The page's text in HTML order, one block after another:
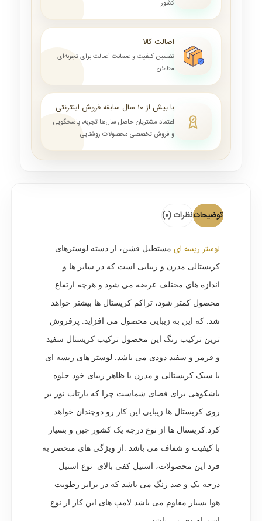
کشور
اصالت کالا
تضمین کیفیت و ضمانت اصالت برای تجربه‌ای
مطمئن
با بیش از ۱۰ سال سابقه فروش اینترنتی
اعتماد مشتریان حاصل سال‌ها تجربه، پاسخگویی
و فروش تخصصی محصولات روشنایی
توضیحاتنظرات (0)
لوستر ریسه ای مستطیل فشن، از دسته لوسترهای
کریستالی مدرن و زیبایی است که در سایز ها و
اندازه های مختلف عرضه می شود و هرچه ارتفاع
محصول کمتر شود، تراکم کریستال ها بیشتر خواهد
شد. که این به زیبایی محصول می افزاید. پرفروش
ترین ترکیب رنگ این محصول ترکیب کریستال سفید
و قرمز و سفید دودی می باشد. لوستر های ریسه ای
با سبک کریستالی و مدرن با ظاهر زیبای خود جلوه
باشکوهی برای فضای شماست چرا که بازتاب نور بر
روی کریستال ها زیبایی این کار رو دوچندان خواهد
کرد.کریستال ها از نوع درجه یک کشور چین و بسیار
با کیفیت و شفاف می باشد .از ویژگی های منحصر به
فرد این محصولات، استیل کفی بالای نوع استیل
درجه یک و ضد زنگ می باشد که در برابر رطوبت
هوا بسیار مقاوم می باشد.لامپ های این کار از نوع